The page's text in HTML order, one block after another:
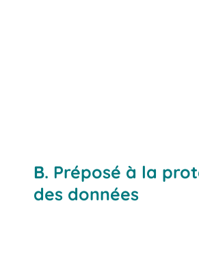
www.bito.com
B. Préposé à la
des données